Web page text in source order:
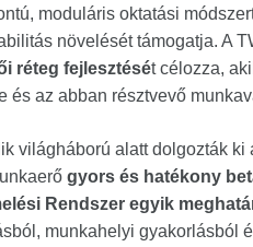
moduláris oktatási
növelését támogatja. A
réteg fejlesztését célozza,
és az abban résztvevő
világháború alatt dolgozták ki
gyors és hatékony
Rendszer egyik
munkahelyi gyakorlásból